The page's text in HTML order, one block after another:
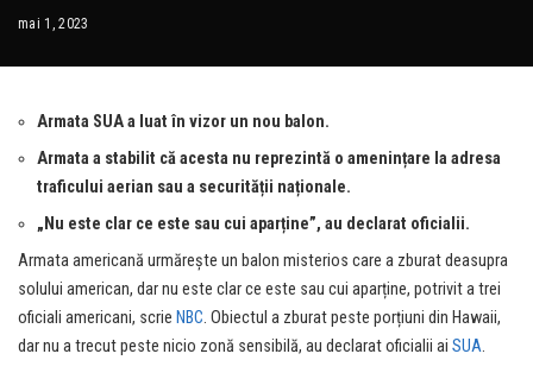
mai 1, 2023
Armata SUA a luat în vizor un nou balon.
Armata a stabilit că acesta nu reprezintă o amenințare la adresa
traficului aerian sau a securității naționale.
„Nu este clar ce este sau cui aparține”, au declarat oficialii.
Armata americană urmărește un balon misterios care a zburat deasupra
solului american, dar nu este clar ce este sau cui aparține, potrivit a trei
oficiali americani, scrie NBC. Obiectul a zburat peste porțiuni din Hawaii,
dar nu a trecut peste nicio zonă sensibilă, au declarat oficialii ai SUA.